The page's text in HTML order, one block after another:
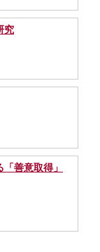
究
善意取得」